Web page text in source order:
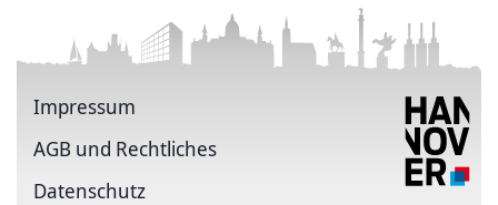
Impressum
AGB und Rechtliches
Datenschutz